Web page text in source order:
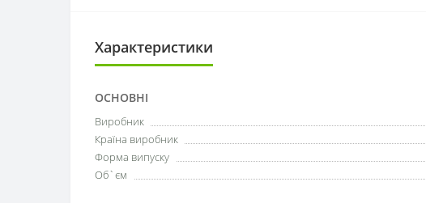
Характеристики
ОСНОВНІ
Виробник
Країна виробник
Форма випуску
Об`єм